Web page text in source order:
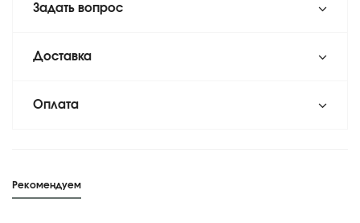
Задать вопрос
Доставка
Оплата
Рекомендуем